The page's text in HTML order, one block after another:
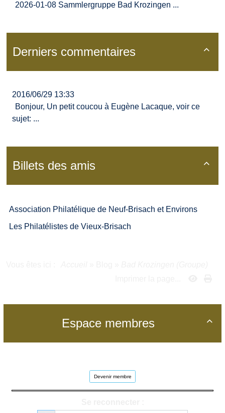
2026-01-08 Sammlergruppe Bad Krozingen ...

Derniers commentaires
2016/06/29 13:33
Bonjour, Un petit coucou à Eugène Lacaque, voir ce
sujet: ...

Billets des amis
Association Philatélique de Neuf-Brisach et Environs
Les Philatélistes de Vieux-Brisach

Espace membres
Devenir membre